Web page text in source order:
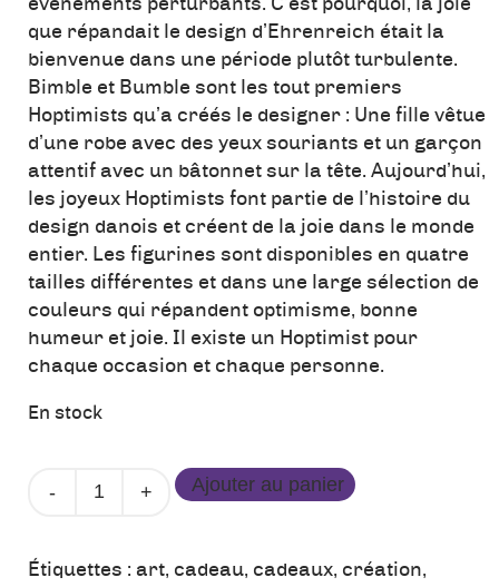
événements perturbants. C’est pourquoi, la joie
que répandait le design d’Ehrenreich était la
bienvenue dans une période plutôt turbulente.
Bimble et Bumble sont les tout premiers
Hoptimists qu’a créés le designer : Une fille vêtue
d’une robe avec des yeux souriants et un garçon
attentif avec un bâtonnet sur la tête. Aujourd’hui,
les joyeux Hoptimists font partie de l’histoire du
design danois et créent de la joie dans le monde
entier. Les figurines sont disponibles en quatre
tailles différentes et dans une large sélection de
couleurs qui répandent optimisme, bonne
humeur et joie. Il existe un Hoptimist pour
chaque occasion et chaque personne.
En stock
quantité
Hoptimist
Ajouter au panier
Étiquettes : art, cadeau, cadeaux, création,